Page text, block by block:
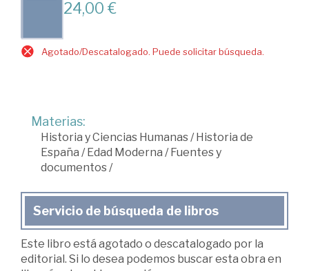
24,00 €
Agotado/Descatalogado. Puede solicitar búsqueda.
Materias:
Historia y Ciencias Humanas /Historia de
España /Edad Moderna /Fuentes y
documentos /
Servicio de búsqueda de libros
Este libro está agotado o descatalogado por la
editorial. Si lo desea podemos buscar esta obra en